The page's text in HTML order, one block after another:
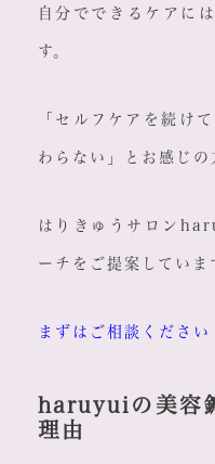
自分でできるケアに
す。
「セルフケアを続け
わらない」とお感じの
はりきゅうサロン
ーチをご提案していま
まずはご相談ください
haruyuiの美容
理由